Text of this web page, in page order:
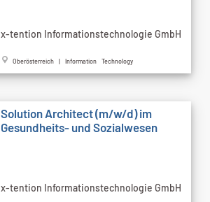
x-tention Informationstechnologie GmbH
Oberösterreich | Information Technology
Solution Architect (m/w/d) im
Gesundheits- und Sozialwesen
x-tention Informationstechnologie GmbH